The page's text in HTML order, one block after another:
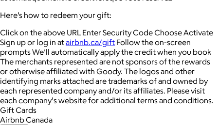
Here’s how to redeem your gift:
Click on the above URL Enter Security Code Choose Activate
Sign up or log in atairbnb.ca/gift Follow the on-screen
prompts We’ll automatically apply the credit when you book
The merchants represented are not sponsors of the rewards
or otherwise affiliated with Goody. The logos and other
identifying marks attached are trademarks of and owned by
each represented company and/or its affiliates. Please visit
each company's website for additional terms and conditions.
Gift Cards
Airbnb Canada